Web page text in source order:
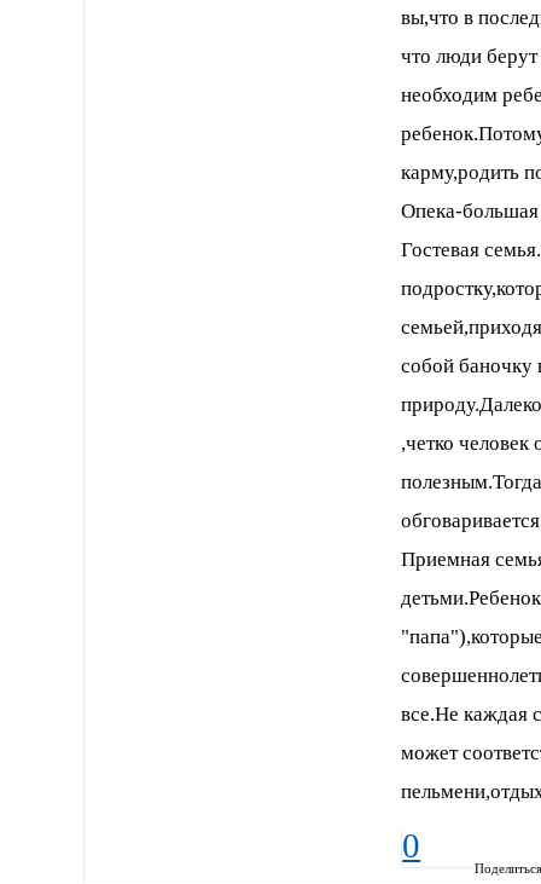
вы,что в
что люди
необходим
карму,родить
Опека-большая
Гостевая
собой баночку
,четко человек
Приемная
все.Не каждая
может
0